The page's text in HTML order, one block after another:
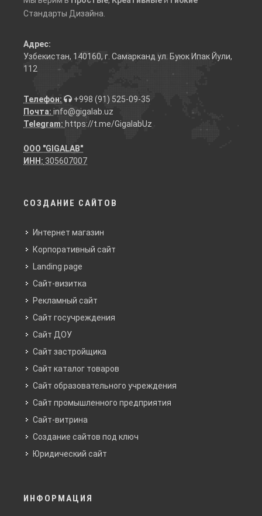
Стандарты Дизайна.
Адрес:
Узбекистан, 140160, г. Самарканд ул. Буюк Ипак Йули,
112
Телефон:
+998 (91) 525-09-35
Почта: info@gigalab.uz
Telegram: https://t.me/GigalabUz
ООО "GIGALAB"
ИНН: 305607007
СОЗДАНИЕ САЙТОВ
Интернет магазин
Корпоративный сайт
Landing page
Сайт-визитка
Рекламный сайт
Сайт госучреждения
Сайт ДОУ
Сайт застройщика
Сайт каталог товаров
Сайт образовательного учреждения
Сайт промышленного предприятия
Сайт-витрина
Создание сайтов под ключ
Юридический сайт
ИНФОРМАЦИЯ